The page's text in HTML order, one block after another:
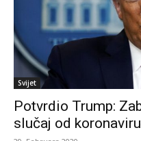
Svijet
Potvrdio Trump:
slučaj od